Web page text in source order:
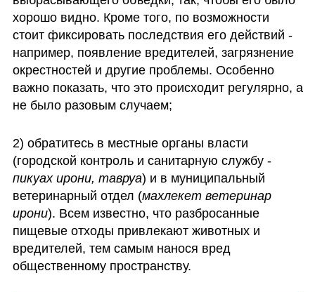
хорошо видно. Кроме того, по возможности
стоит фиксировать последствия его действий -
например, появление вредителей, загрязнение
окрестностей и другие проблемы. Особенно
важно показать, что это происходит регулярно, а
не было разовым случаем;
2) обратитесь в местные органы власти
(городской контроль и санитарную службу -
пикуах ирони, тавруа) и в муниципальный
ветеринарный отдел (махлекет ветеринар
ирони). Всем известно, что разбросанные
пищевые отходы привлекают животных и
вредителей, тем самым нанося вред
общественному пространству.